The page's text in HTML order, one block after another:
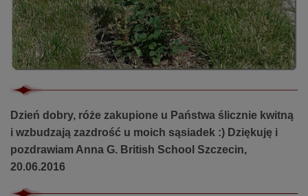
Dzień dobry, róże zakupione u Państwa ślicznie kwitną
i wzbudzają zazdrość u moich sąsiadek :) Dziękuję i
pozdrawiam Anna G. British School Szczecin,
20.06.2016